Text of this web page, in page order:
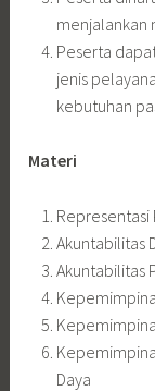
menjalankan
Peserta
jenis
kebutuhan
Materi
Akuntabilitas
Akuntabilitas
Daya